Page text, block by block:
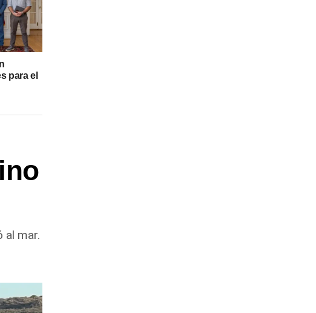
para el
al mar.